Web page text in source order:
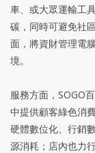
車、或大眾運輸工
碳，同時可避免社
面，將資財管理電
境。
服務方面，SOGO
中提供顧客綠色消
硬體數位化、行銷
源消耗；店內也力